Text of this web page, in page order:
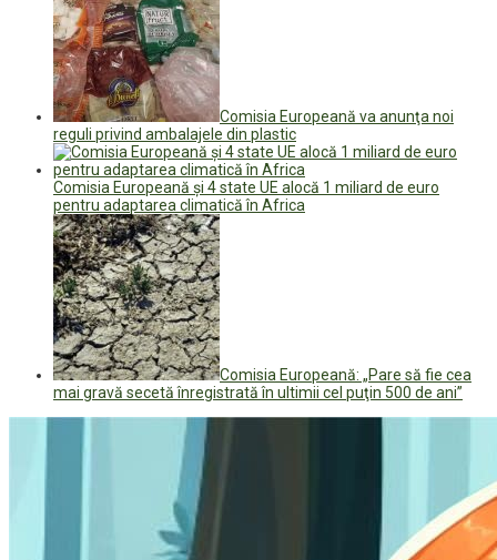
Comisia Europeană va anunţa noi
reguli privind ambalajele din plastic
Comisia Europeană și 4 state UE alocă 1 miliard de euro
pentru adaptarea climatică în Africa
Comisia Europeană: „Pare să fie cea
mai gravă secetă înregistrată în ultimii cel puţin 500 de ani”